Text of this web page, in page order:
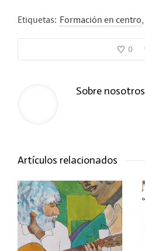
Etiquetas: Formación en centro,
0
Sobre nosotros
Artículos relacionados